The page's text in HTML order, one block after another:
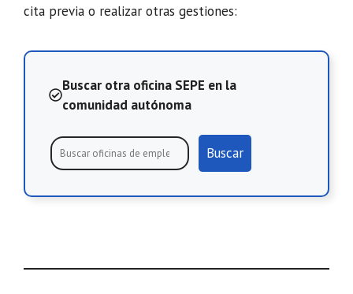
cita previa o realizar otras gestiones:
Buscar otra oficina SEPE en la
comunidad autónoma
Buscar